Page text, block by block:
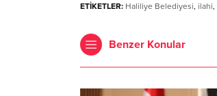
ETİKETLER: Haliliye Belediyesi, ilahi,
Benzer Konular